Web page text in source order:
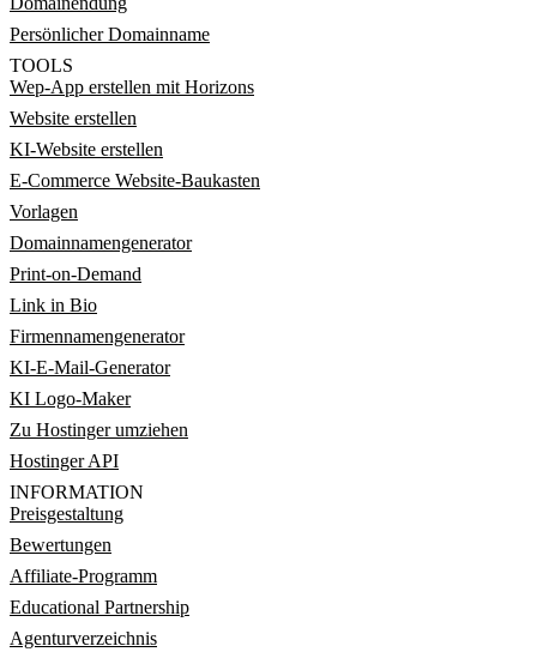
Persönlicher Domainname
TOOLS
Wep-App erstellen mit Horizons
Website erstellen
KI-Website erstellen
E-Commerce Website-Baukasten
Vorlagen
Domainnamengenerator
Print-on-Demand
Link in Bio
Firmennamengenerator
KI-E-Mail-Generator
KI Logo-Maker
Zu Hostinger umziehen
Hostinger API
INFORMATION
Preisgestaltung
Bewertungen
Affiliate-Programm
Educational Partnership
Agenturverzeichnis